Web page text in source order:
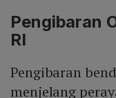
Pengibaran
RI
Pengibaran
menjelang